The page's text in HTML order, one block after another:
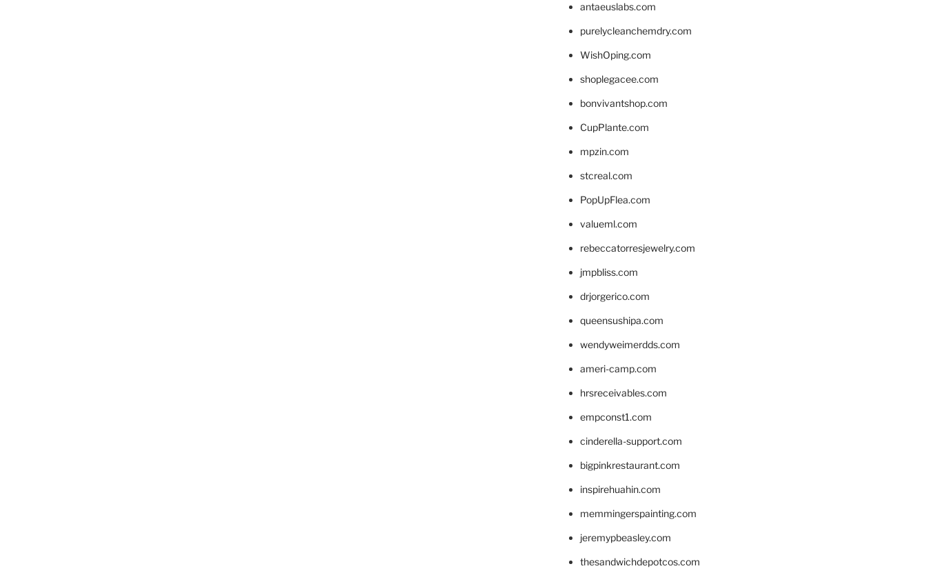
antaeuslabs.com
purelycleanchemdry.com
WishOping.com
shoplegacee.com
bonvivantshop.com
CupPlante.com
mpzin.com
stcreal.com
PopUpFlea.com
valueml.com
rebeccatorresjewelry.com
jmpbliss.com
drjorgerico.com
queensushipa.com
wendyweimerdds.com
ameri-camp.com
hrsreceivables.com
empconst1.com
cinderella-support.com
bigpinkrestaurant.com
inspirehuahin.com
memmingerspainting.com
jeremypbeasley.com
thesandwichdepotcos.com